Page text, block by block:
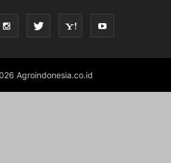
Agroindonesia.co.id